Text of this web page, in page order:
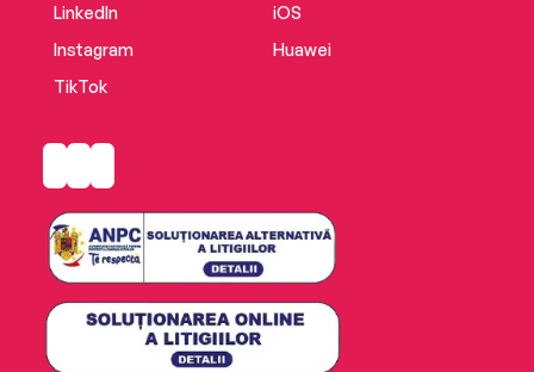
LinkedIn
Instagram
TikTok
iOS
Huawei